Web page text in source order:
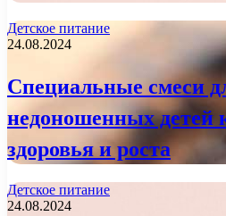
Детское питание
24.08.2024
Специальные смеси
недоношенных детей
здоровья и роста
Детское питание
24.08.2024